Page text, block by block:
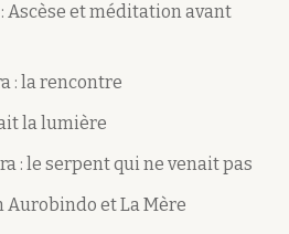
Ascèse et méditation avant
: la rencontre
la lumière
: le serpent qui ne venait pas
Aurobindo et La Mère